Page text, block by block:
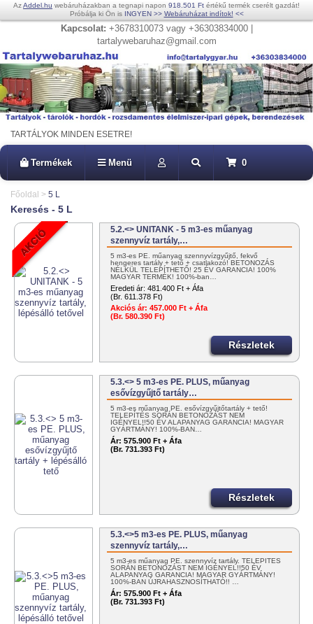
AzAddel.hu webáruházakban a tegnapi napon 918.501 Ft értékű termék cserélt gazdát!
Próbálja ki Ön is INGYEN >> Webáruházat indítok! <<
Kapcsolat: +3678310073 vagy +36303834000 |
tartalywebaruhaz@gmail.com
TARTÁLYOK MINDEN ESETRE!
Termékek Menü 0
Főoldal > 5 L
Keresés - 5 L
5.2.<> UNITANK - 5 m3-es műanyag
szennyvíz tartály,…
5 m3-es PE. műanyag szennyvízgyűjtő, fekvő
hengeres tartály + tető + csatlakozó! BETONOZÁS
NÉLKÜL TELEPÍTHETŐ! 25 ÉV GARANCIA! 100%
MAGYAR TERMÉK! 100%-ban…
Eredeti ár: 481.400 Ft + Áfa
(Br. 611.378 Ft)
Akciós ár: 457.000 Ft + Áfa
(Br. 580.390 Ft)
Részletek
5.3.<> 5 m3-es PE. PLUS, műanyag
esővízgyűjtő tartály…
5 m3-es műanyag PE. esővízgyűjtőtartály + tető!
TELEPÍTÉS SORÁN BETONOZÁST NEM
IGÉNYEL!!50 ÉV ALAPANYAG GARANCIA! MAGYAR
GYÁRTMÁNY! 100%-BAN…
Ár: 575.900 Ft + Áfa
(Br. 731.393 Ft)
Részletek
5.3.<>5 m3-es PE. PLUS, műanyag
szennyvíz tartály,…
5 m3-es műanyag PE. szennyvíz tartály. TELEPÍTÉS
SORÁN BETONOZÁST NEM IGÉNYEL!!50 ÉV
ALAPANYAG GARANCIA! MAGYAR GYÁRTMÁNY!
100%-BAN ÚJRAHASZNOSÍTHATÓ!! …
Ár: 575.900 Ft + Áfa
(Br. 731.393 Ft)